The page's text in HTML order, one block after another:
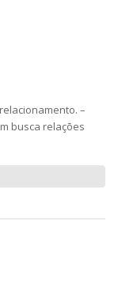
–
busca relações